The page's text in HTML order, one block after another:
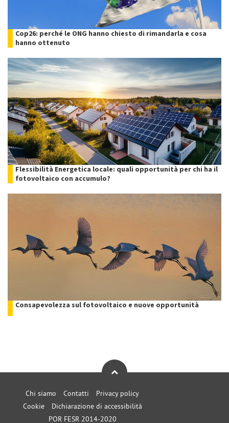
Cop26: perché le ONG hanno chiesto di rimandarla e cosa
hanno ottenuto
Flessibilità Energetica locale: quali opportunità per chi ha il
fotovoltaico con accumulo?
Consapevolezza sul fotovoltaico e nuove opportunità
Chi siamo Contatti
Privacy policy
Cookie
Dichiarazione di accessibilità
POR FESR 2014-2020